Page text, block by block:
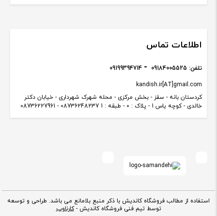
اطلاعات تماس
کردستان بانه - سقز - بخش مرکزی - محله شهرک شهرداری - خیابان دکتر
خالدی - کوچه یاس 1 - پلاک : 0 - طبقه : 1 08736248237 - 08736227961
kandish.ir[AT]gmail.com
تلفن: 09184005525
09199394714
استفاده از مطالب فروشگاه کاندیش با ذکر منبع بلامانع می باشد. طراحی و توسعه
توسط تیم فنی فروشگاه کاندیش -کارناوب